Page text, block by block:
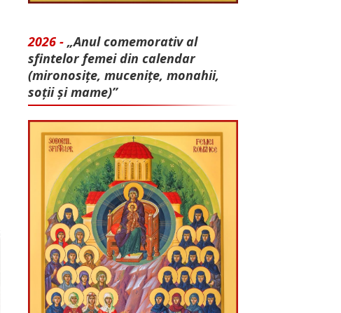
2026 - „Anul comemorativ al
sfintelor femei din calendar
(mironosițe, mu­cenițe, monahii,
soții și mame)”